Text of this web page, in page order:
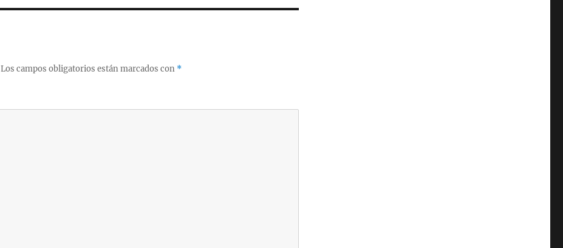
Los campos obligatorios están marcados con *